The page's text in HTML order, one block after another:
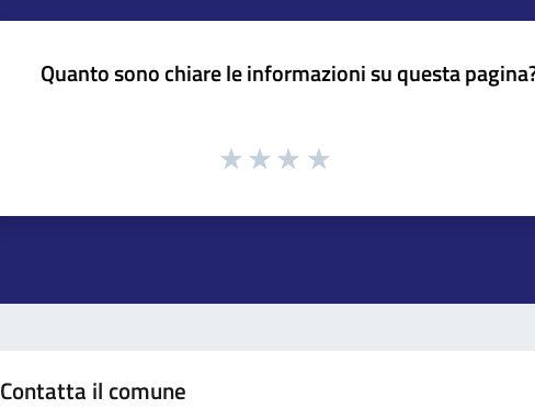
Quanto sono chiare le informazioni su questa
Contatta il comune